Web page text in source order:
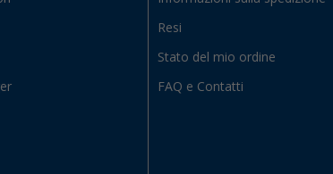
Resi
Stato del mio ordine
FAQ e Contatti